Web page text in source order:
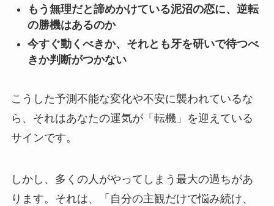
もう無理だと諦めかけている泥沼の恋に、逆転
の勝機はあるのか
今すぐ動くべきか、それとも牙を研いで待つべ
きか判断がつかない
こうした予測不能な変化や不安に襲われているな
ら、それはあなたの運気が「転機」を迎えている
サインです。
しかし、多くの人がやってしまう最大の過ちがあ
ります。それは、「自分の主観だけで悩み続け、